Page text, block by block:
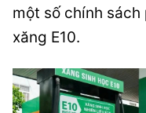
một số chính
xăng E10.